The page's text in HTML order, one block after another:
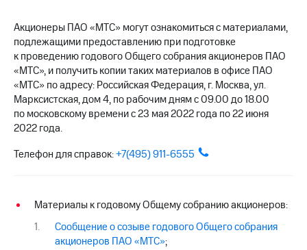
Рынок
облигаций
Описание
Еврооблигации-2023
Уведомление
о
погашении
именных
Другое
Контакты
развитие
деловая этика
Акционеры ПАО «МТС» могут ознакомиться с материалами,
подлежащими предоставлению при подготовке
к проведению годового Общего собрания акционеров ПАО
«МТС», и получить копии таких материалов в офисе ПАО
«МТС» по адресу: Российская Федерация, г. Москва, ул.
Марксистская, дом 4, по рабочим дням с 09.00 до 18.00
по московскому времени с 23 мая 2022 года по 22 июня
2022 года.
Телефон для справок:+7(495) 911-6555
Материалы к годовому Общему собранию акционеров:
Сообщение о созыве годового Общего собрания
акционеров ПАО «МТС»;